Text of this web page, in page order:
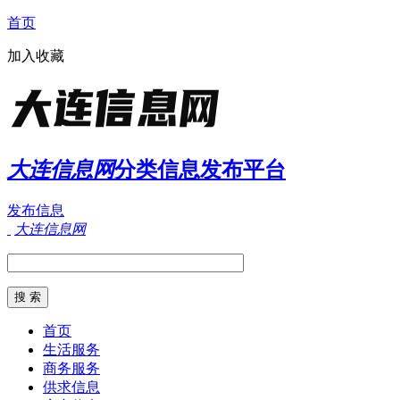
首页
加入收藏
大连信息网分类信息发布平台
发布信息
大连信息网
首页
生活服务
商务服务
供求信息